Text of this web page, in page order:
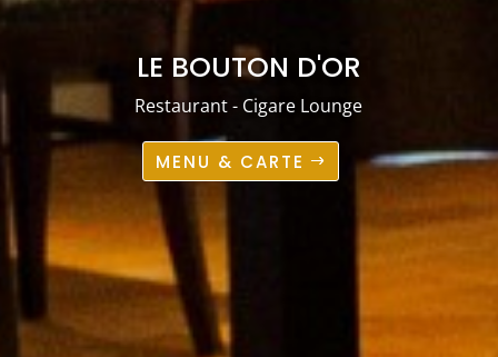
LE BOUTON D'OR
Restaurant - Cigare Lounge
MENU & CARTE